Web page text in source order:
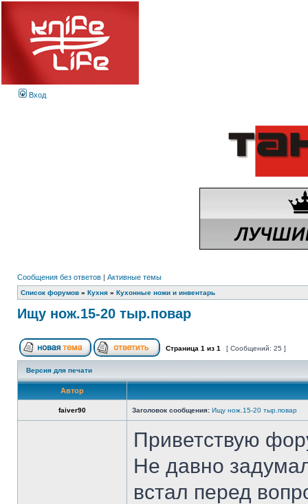
Вход
Сообщения без ответов | Активные темы
Список форумов » Кухня » Кухонные ножи и инвентарь
Ищу нож.15-20 тыр.повар
Страница 1 из 1 [ Сообщений: 25 ]
Версия для печати
Автор
faiver90 Заголовок сообщения: Ищу нож.15-20 тыр.повар
Приветствую
Не давно
встал перед